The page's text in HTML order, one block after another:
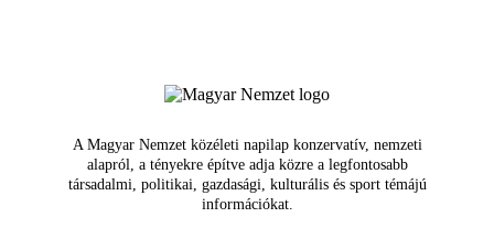
A Magyar Nemzet közéleti napilap konzervatív, nemzeti
alapról, a tényekre építve adja közre a legfontosabb
társadalmi, politikai, gazdasági, kulturális és sport témájú
információkat.